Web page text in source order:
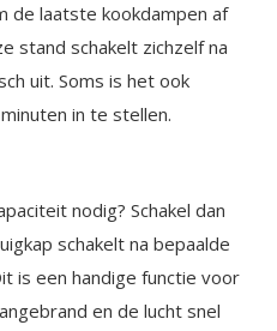
de laatste kookdampen af
stand schakelt zichzelf na
uit. Soms is het ook
in te stellen.
nodig? Schakel dan
schakelt na bepaalde
is een handige functie voor
en de lucht snel